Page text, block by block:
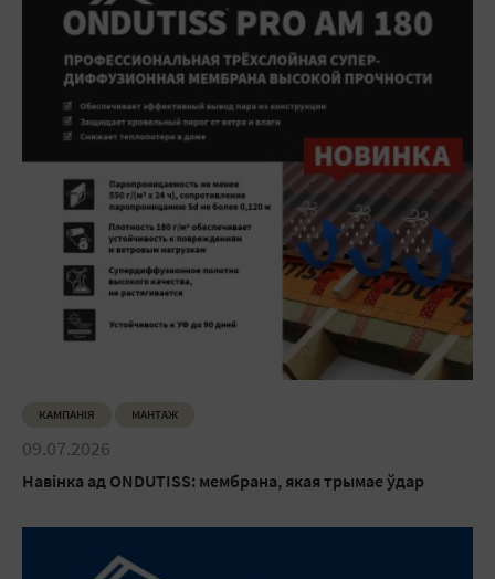
КАМПАНІЯ МАНТАЖ
09.07.2026
Навінка ад ONDUTISS: мембрана, якая трымае ўдар